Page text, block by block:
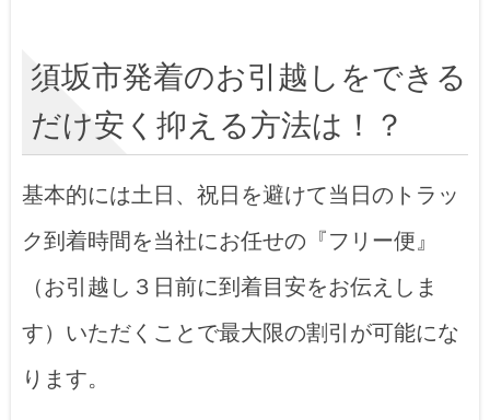
須坂市発着のお引越しをできる
だけ安く抑える方法は！？
基本的には土日、祝日を避けて当日のトラッ
ク到着時間を当社にお任せの『フリー便』
（お引越し３日前に到着目安をお伝えしま
す）いただくことで最大限の割引が可能にな
ります。